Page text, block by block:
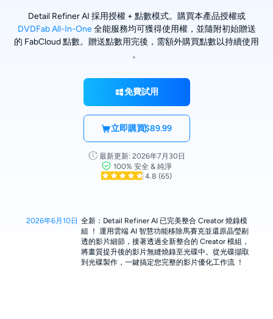
Detail Refiner AI 採用授權 + 點數模式。購買本產品授權或
DVDFab All-In-One全能服務均可獲得使用權，並隨附初始贈送
的 FabCloud 點數。贈送點數用完後，需額外購買點數以持續使用
。
免費試用
立即購買$89.99
最新更新: 2026年7月30日
100% 安全 & 純淨
4.8 (65)
2026年6月10日 全新：Detail Refiner AI 已完美整合 Creator 燒錄模
組 ！ 運用雲端 AI 智慧功能移除馬賽克並還原晶瑩剔
透的影片細節，接著透過全新整合的 Creator 模組，
將畫質提升後的影片無縫燒錄至光碟中。從光碟擷取
到光碟製作，一鍵搞定您完整的影片優化工作流 ！